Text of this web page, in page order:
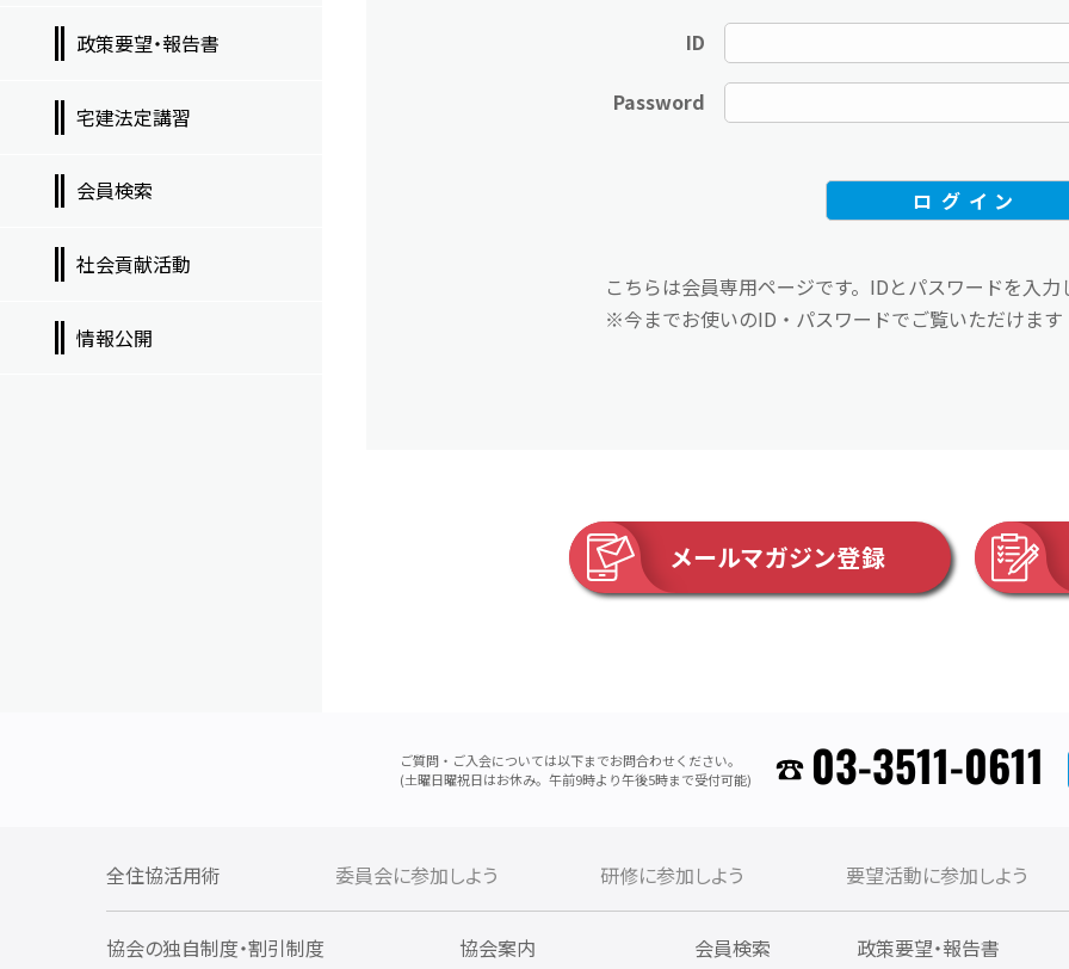
ID
Password
こちらは会員専用ページです。IDとパスワードを入
※今までお使いのID・パスワードでご覧いただけます
メールマガジン登録
政策要望・報告書
宅建法定講習
会員検索
社会貢献活動
情報公開
ご質問・ご入会については以下までお問合わせください。
(土曜日曜祝日はお休み。午前9時より午後5時まで受付可能)
03-3511-0611
全住協活用術 委員会に参加しよう 研修に参加しよう 要望活動に参加しよう
協会の独自制度・割引制度 協会案内 会員検索 政策要望・報告書